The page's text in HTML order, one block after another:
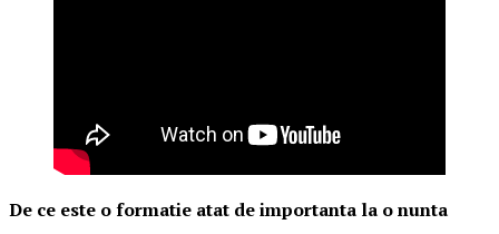
De ce este o formatie atat de importanta la o nunta